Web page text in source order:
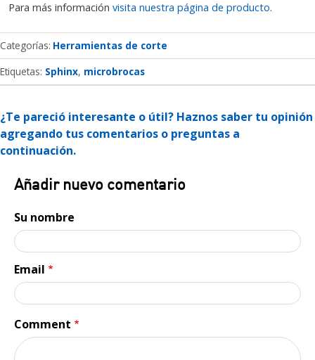
Para más información visita nuestra página de producto.
Categorías Herramientas de corte
Etiquetas: Sphinx microbrocas
¿Te pareció interesante o útil? Haznos saber tu opinión
agregando tus comentarios o preguntas a
continuación.
Añadir nuevo comentario
Su nombre
Email
Comment